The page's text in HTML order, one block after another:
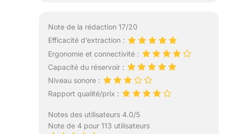
Note de la rédaction 17/20
Efficacité d’extraction :
Ergonomie et connectivité :
Capacité du réservoir :
Niveau sonore :
Rapport qualité/prix :
Notes des utilisateurs 4.0/5
Note de 4 pour 113 utilisateurs